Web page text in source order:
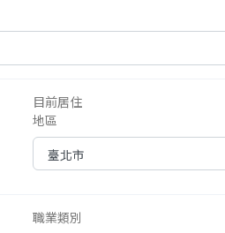
目前居住
地區
職業類別